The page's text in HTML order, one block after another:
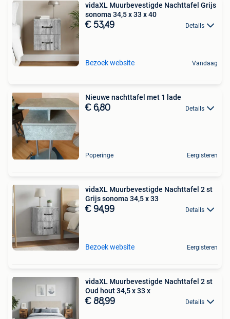
vidaXL Muurbevestigde Nachttafel Grijs
sonoma 34,5 x 33 x 40
€ 53,49 Details
Bezoek website Vandaag
Nieuwe nachttafel met 1 lade
€ 6,80 Details
Poperinge Eergisteren
vidaXL Muurbevestigde Nachttafel 2 st
Grijs sonoma 34,5 x 33
€ 94,99 Details
Bezoek website Eergisteren
vidaXL Muurbevestigde Nachttafel 2 st
Oud hout 34,5 x 33 x
€ 88,99 Details